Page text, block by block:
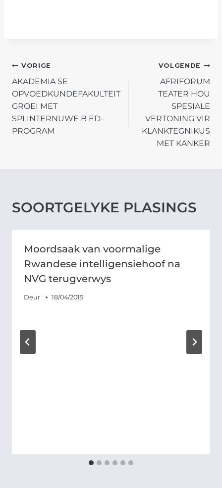
POST
NAVIGATION
VORIGE
AKADEMIA SE
OPVOEDKUNDEFAKULTEIT
GROEI MET
SPLINTERNUWE B ED-
PROGRAM
VOLGENDE
AFRIFORUM
TEATER HOU
SPESIALE
VERTONING VIR
KLANKTEGNIKUS
MET KANKER
SOORTGELYKE PLASINGS
Moordsaak van voormalige
Rwandese intelligensiehoof na
NVG terugverwys
Deur 18/04/2019